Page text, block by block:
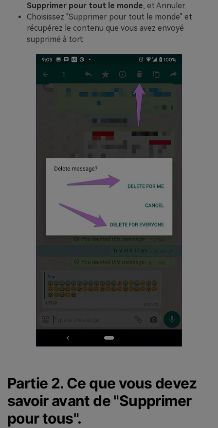
Supprimer pour tout le monde, et Annuler.
Choisissez "Supprimer pour tout le monde" et
récupérez le contenu que vous avez envoyé
supprimé à tort.
Partie 2. Ce que vous devez
savoir avant de "Supprimer
pour tous".